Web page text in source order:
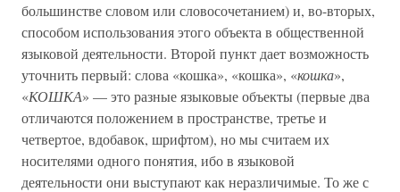
большинстве словом или словосочетанием) и, во-вторых,
способом использования этого объекта в общественной
языковой деятельности. Второй пункт дает возможность
уточнить первый: слова «кошка», «кошка», «кошка»,
«КОШКА» — это разные языковые объекты (первые два
отличаются положением в пространстве, третье и
четвертое, вдобавок, шрифтом), но мы считаем их
носителями одного понятия, ибо в языковой
деятельности они выступают как неразличимые. То же с